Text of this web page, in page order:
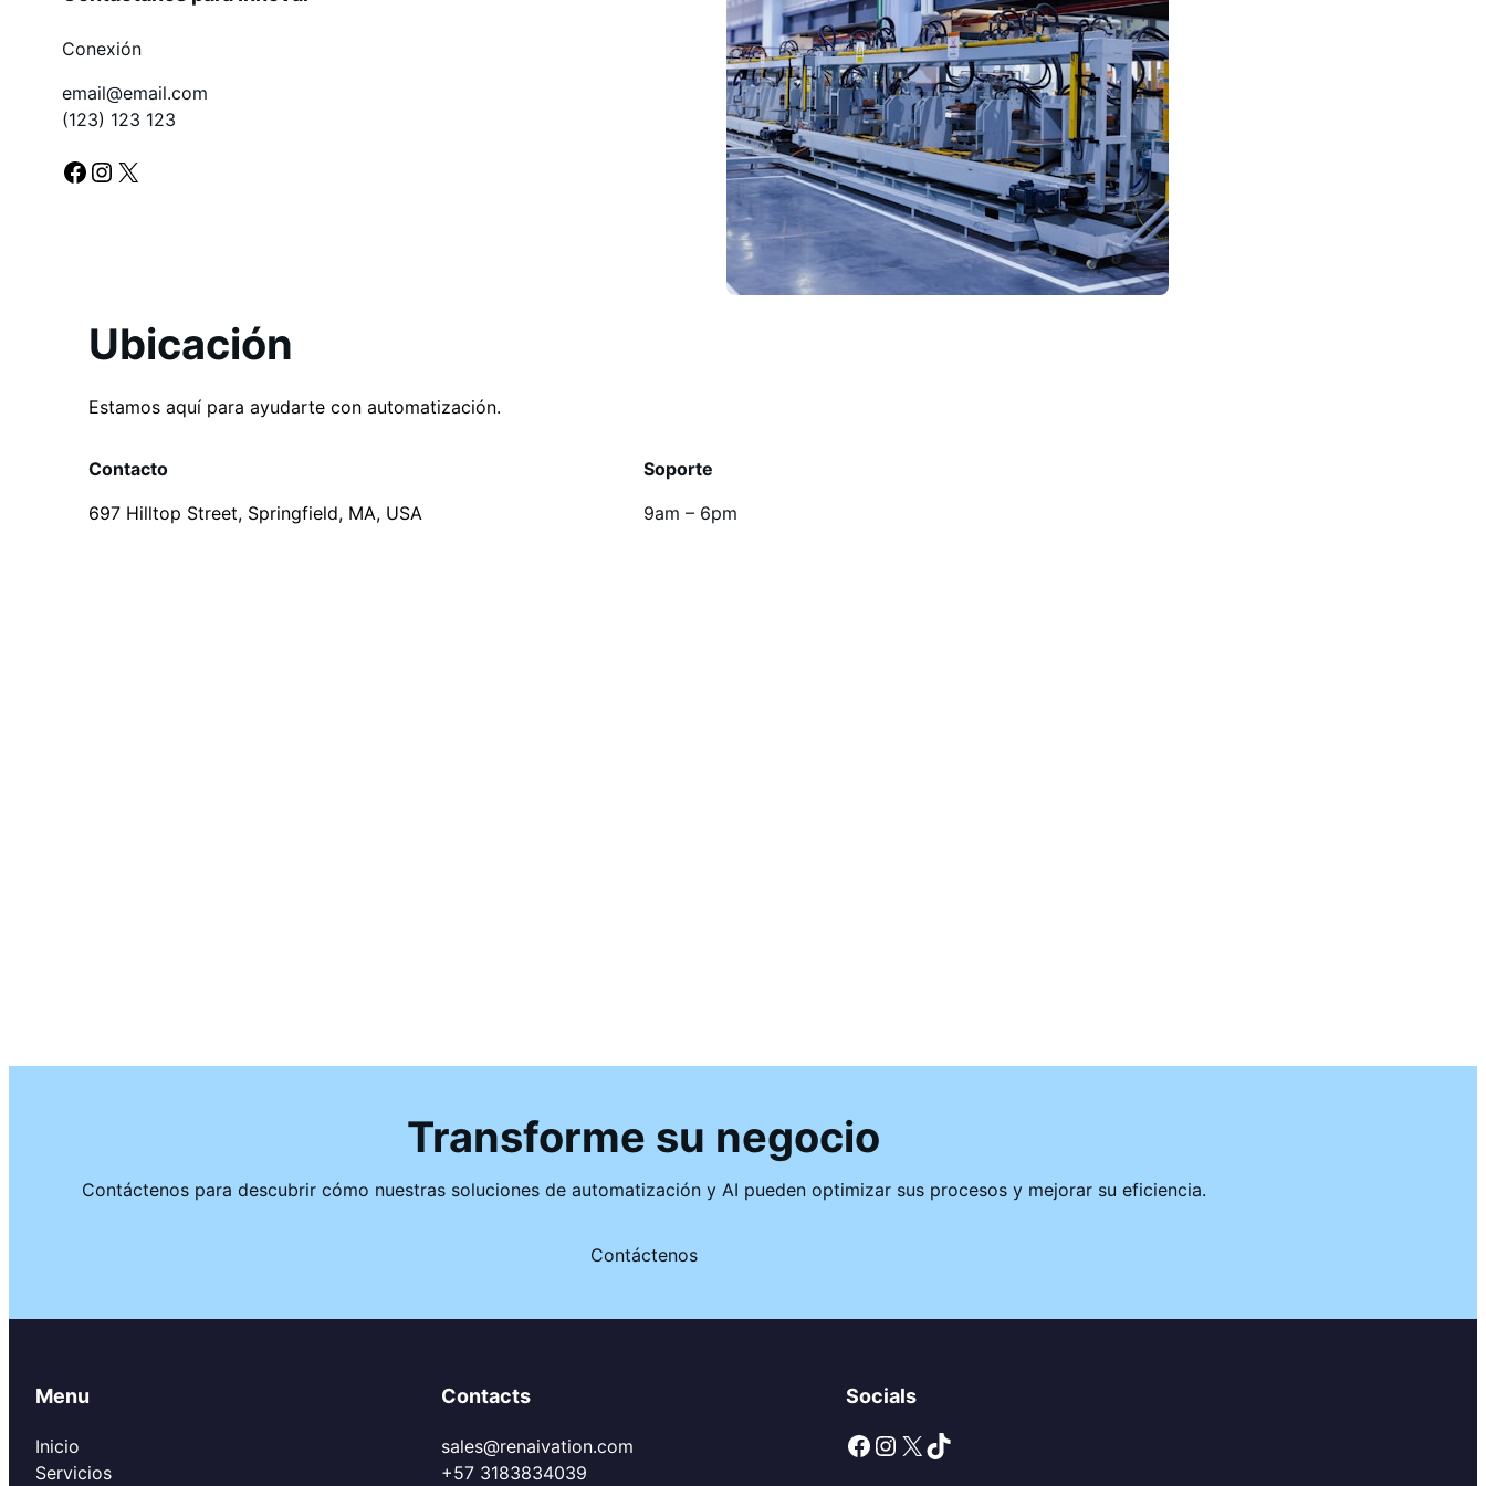
Conexión
email@email.com
(123) 123 123
Facebook Instagram X
Ubicación
Estamos aquí para ayudarte con automatización.
Contacto
697 Hilltop Street, Springfield, MA, USA
Soporte
9am – 6pm
Transforme su negocio
Contáctenos para descubrir cómo nuestras soluciones de automatización y AI pueden optimizar sus procesos y mejorar su eficiencia.
Contáctenos
Menu
Inicio
Servicios
Contacts
sales@renaivation.com
+57 3183834039
Socials
Facebook Instagram X TikTok